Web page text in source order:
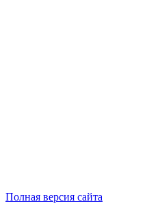
Полная версия сайта